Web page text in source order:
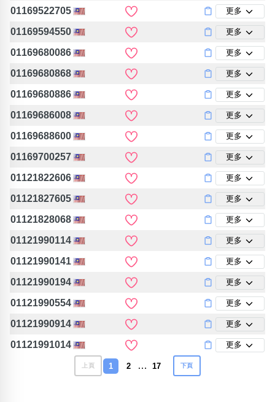
01169522705 更多
01169594550 更多
01169680086 更多
01169680868 更多
01169680886 更多
01169686008 更多
01169688600 更多
01169700257 更多
01121822606 更多
01121827605 更多
01121828068 更多
01121990114 更多
01121990141 更多
01121990194 更多
01121990554 更多
01121990914 更多
01121991014 更多
上頁 1 2 … 17 下頁